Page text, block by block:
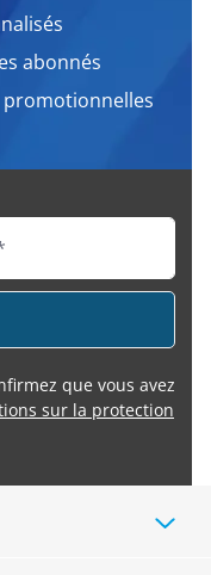
abonnés
promotionnelles
que vous avez
sur la protection